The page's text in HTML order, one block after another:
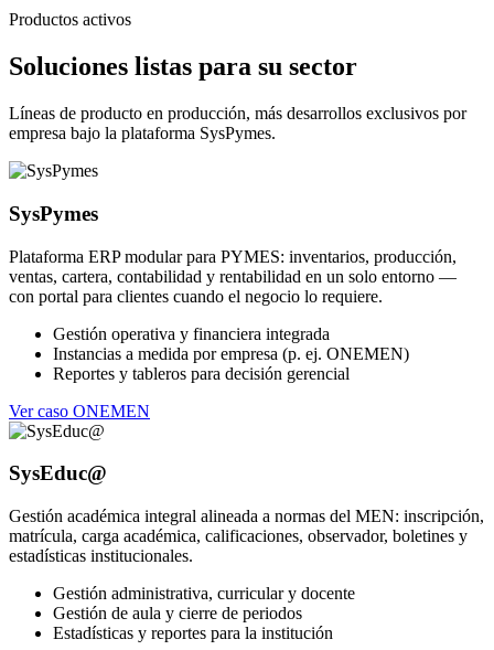
Productos activos
Soluciones listas para su sector
Líneas de producto en producción, más desarrollos exclusivos por
empresa bajo la plataforma SysPymes.
SysPymes
Plataforma ERP modular para PYMES: inventarios, producción,
ventas, cartera, contabilidad y rentabilidad en un solo entorno —
con portal para clientes cuando el negocio lo requiere.
Gestión operativa y financiera integrada
Instancias a medida por empresa (p. ej. ONEMEN)
Reportes y tableros para decisión gerencial
Ver caso ONEMEN
SysEduc@
Gestión académica integral alineada a normas del MEN: inscripción,
matrícula, carga académica, calificaciones, observador, boletines y
estadísticas institucionales.
Gestión administrativa, curricular y docente
Gestión de aula y cierre de periodos
Estadísticas y reportes para la institución